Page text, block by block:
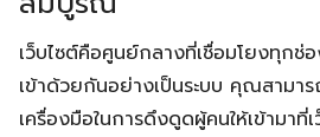
เว็บไซต์คือศูนย์กลางที่เชื่อมโยงทุก
เข้าด้วยกันอย่างเป็นระบบ คุณสามาร
เครื่องมือในการดึงดูดผู้คนให้เข้ามาที่